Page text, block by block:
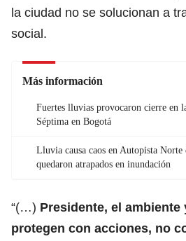
la ciudad no se solucionan a
social.
Más información
Fuertes lluvias provocaron cierre en
Séptima en Bogotá
Lluvia causa caos en Autopista
quedaron atrapados en inundación
“(…) Presidente, el ambiente
protegen con acciones, no